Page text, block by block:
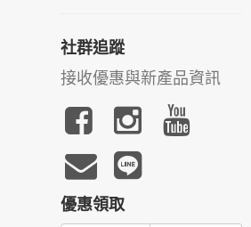
社群追蹤
接收優惠與新產品資訊
優惠領取